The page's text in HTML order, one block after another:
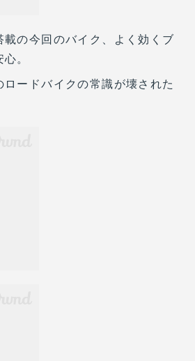
の今回のバイク、よく効くブ
。
ードバイクの常識が壊された